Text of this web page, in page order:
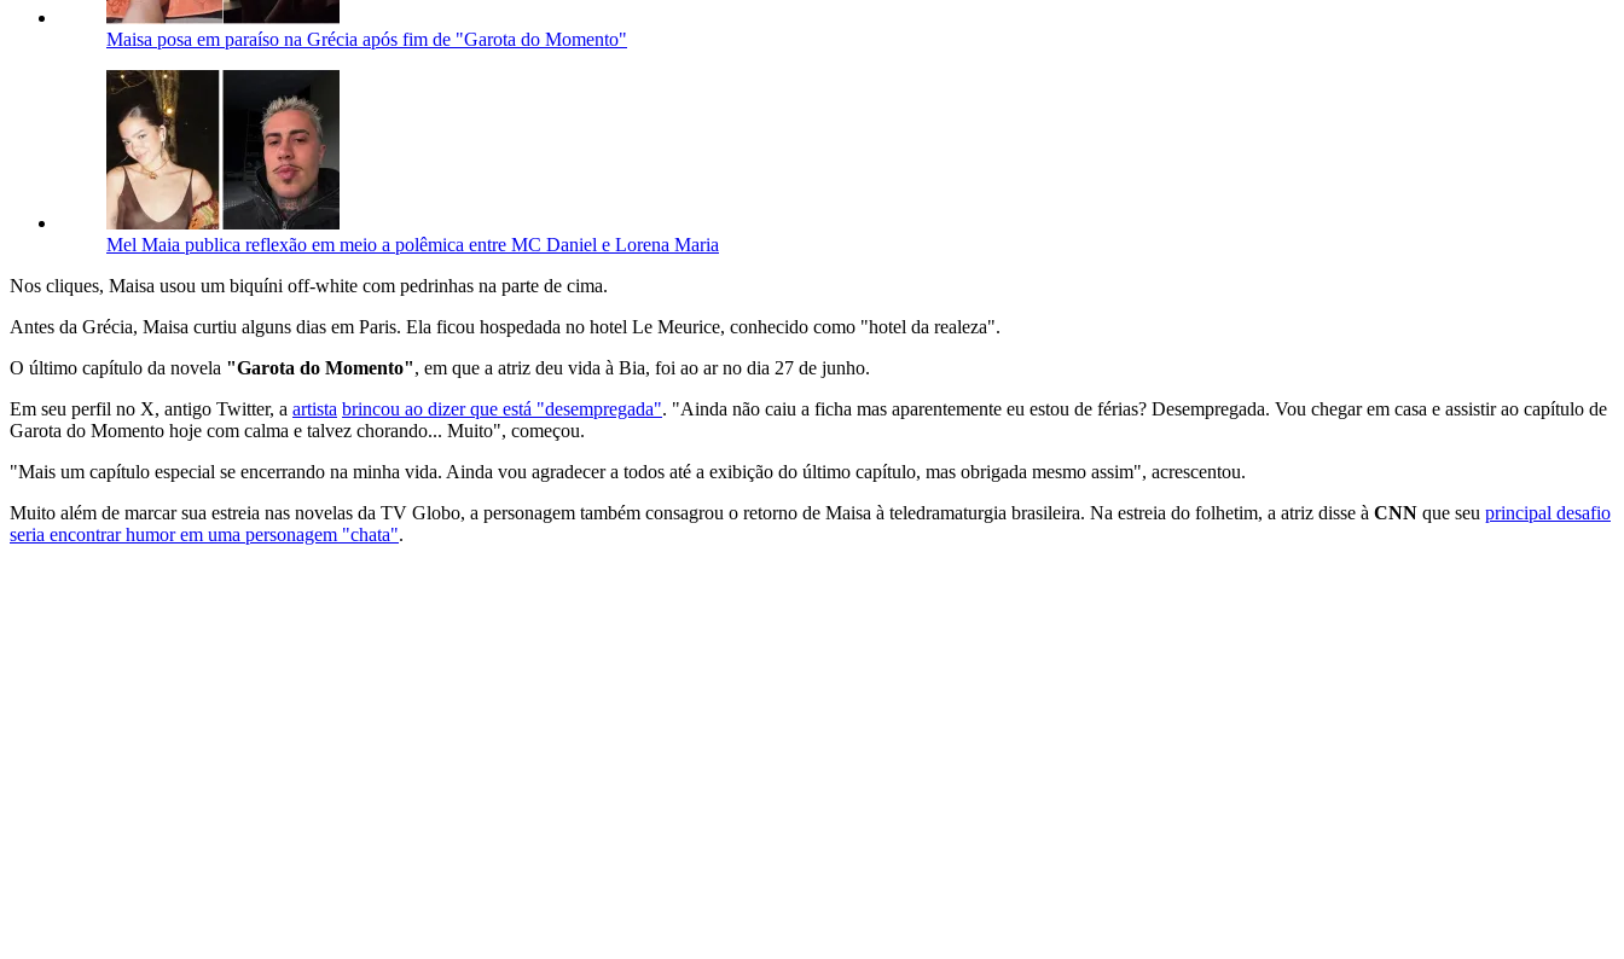
Maisa posa em paraíso na Grécia após fim de "Garota do Momento"
Mel Maia publica reflexão em meio a polêmica entre MC Daniel e Lorena Maria
Nos cliques, Maisa usou um biquíni off-white com pedrinhas na parte de cima.
Antes da Grécia, Maisa curtiu alguns dias em Paris. Ela ficou hospedada no hotel Le Meurice, conhecido como "hotel da realeza".
O último capítulo da novela "Garota do Momento", em que a atriz deu vida à Bia, foi ao ar no dia 27 de junho.
Em seu perfil no X, antigo Twitter, a artista brincou ao dizer que está "desempregada". "Ainda não caiu a ficha mas aparentemente eu estou de férias? Desempregada. Vou chegar em casa e assistir ao capítulo de
Garota do Momento hoje com calma e talvez chorando... Muito", começou.
"Mais um capítulo especial se encerrando na minha vida. Ainda vou agradecer a todos até a exibição do último capítulo, mas obrigada mesmo assim", acrescentou.
Muito além de marcar sua estreia nas novelas da TV Globo, a personagem também consagrou o retorno de Maisa à teledramaturgia brasileira. Na estreia do folhetim, a atriz disse à CNN que seu principal desafio
seria encontrar humor em uma personagem "chata".